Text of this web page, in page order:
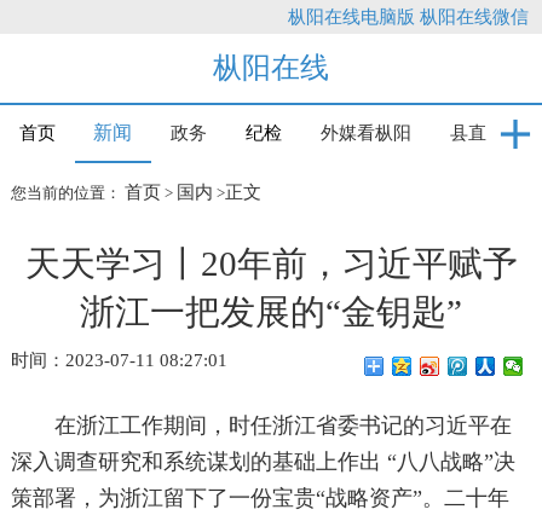
枞阳在线电脑版 枞阳在线微信
枞阳在线
首页 新闻 政务 纪检 外媒看枞阳 县直
您当前的位置： 首页 > 国内 >正文
天天学习丨20年前，习近平赋予
浙江一把发展的“金钥匙”
时间：2023-07-11 08:27:01
在浙江工作期间，时任浙江省委书记的习近平在
深入调查研究和系统谋划的基础上作出 “八八战略”决
策部署，为浙江留下了一份宝贵“战略资产”。二十年